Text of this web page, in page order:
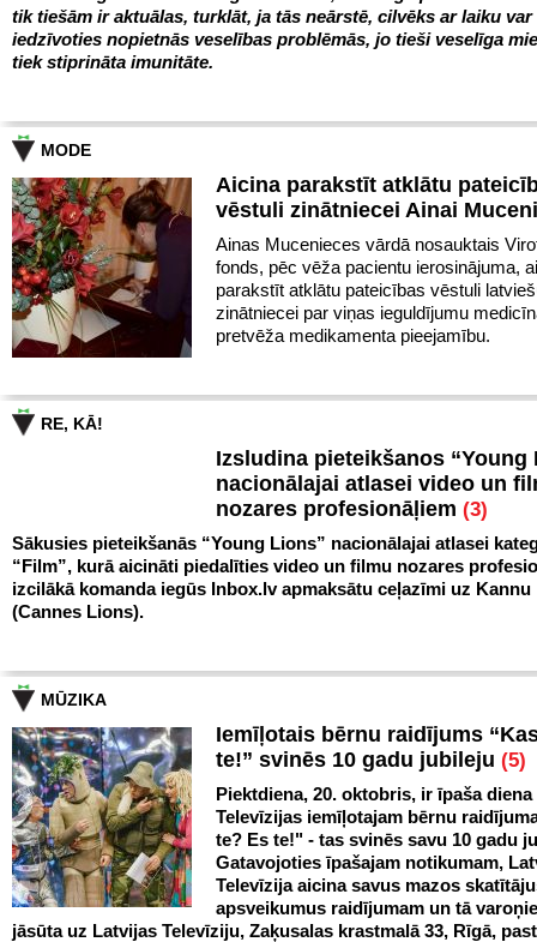
tik tiešām ir aktuālas, turklāt, ja tās neārstē, cilvēks ar laiku var
iedzīvoties nopietnās veselības problēmās, jo tieši veselīga
tiek stiprināta imunitāte.
MODE
Aicina parakstīt atklātu
vēstuli zinātniecei Ainai
Ainas Mucenieces vārdā nosauktais
fonds, pēc vēža pacientu ierosinājuma,
parakstīt atklātu pateicības vēstuli
zinātniecei par viņas ieguldījumu
pretvēža medikamenta pieejamību.
RE, KĀ!
Izsludina pieteikšanos “Young
nacionālajai atlasei video un
nozares profesionāļiem (3)
Sākusies pieteikšanās “Young Lions” nacionālajai atlasei
“Film”, kurā aicināti piedalīties video un filmu nozares
izcilākā komanda iegūs Inbox.lv apmaksātu ceļazīmi uz Kannu
(Cannes Lions).
MŪZIKA
Iemīļotais bērnu raidījums
te!” svinēs 10 gadu jubileju (5)
Piektdiena, 20. oktobris, ir īpaša
Televīzijas iemīļotajam bērnu
te? Es te!" - tas svinēs savu 10 gadu
Gatavojoties īpašajam notikumam,
Televīzija aicina savus mazos
apsveikumus raidījumam un tā
jāsūta uz Latvijas Televīziju, Zaķusalas krastmalā 33, Rīgā,